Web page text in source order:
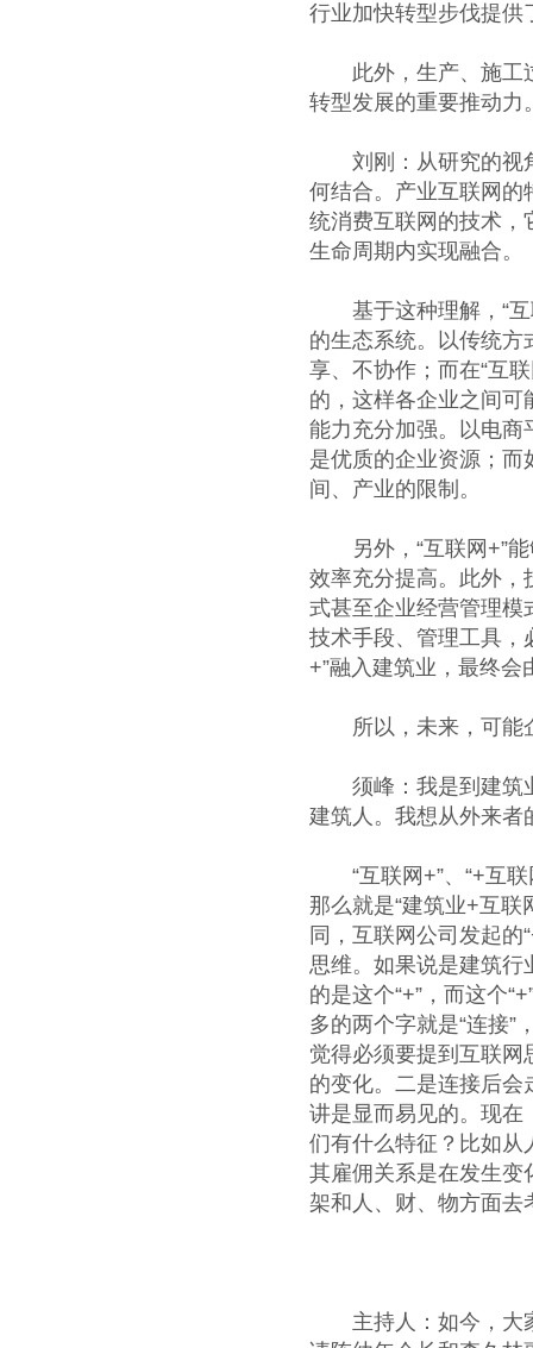
行业加快转型步伐提供
此外，生产、施工过
转型发展的重要推动力
刘刚：从研究的视角
何结合。产业互联网的
统消费互联网的技术，
生命周期内实现融合。
基于这种理解，“互
的生态系统。以传统
享、不协作；而在“互
的，这样各企业之间
能力充分加强。以电商
是优质的企业资源；
间、产业的限制。
另外，“互联网+”能
效率充分提高。此外，
式甚至企业经营管理模
技术手段、管理工具，
+”融入建筑业，最终
所以，未来，可能企
须峰：我是到建筑业
建筑人。我想从外来者
“互联网+”、“+互联
那么就是“建筑业+互联
同，互联网公司发起
思维。如果说是建筑行
的是这个“+”，而这个
多的两个字就是“连接”
觉得必须要提到互联
的变化。二是连接后会
讲是显而易见的。现在
们有什么特征？比如从
其雇佣关系是在发生变
架和人、财、物方面去
主持人：如今，大家